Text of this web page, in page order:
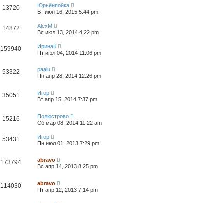
13720
Юрьёнпойка
Вт июн 16, 2015 5:44 pm
14872
AlexM
Вс июл 13, 2014 4:22 pm
159940
ИринаК
Пт июл 04, 2014 11:06 pm
53322
paalu
Пн апр 28, 2014 12:26 pm
35051
Игор
Вт апр 15, 2014 7:37 pm
15216
Полюстрово
Сб мар 08, 2014 11:22 am
53431
Игор
Пн июл 01, 2013 7:29 pm
173794
abravo
Вс апр 14, 2013 8:25 pm
114030
abravo
Пт апр 12, 2013 7:14 pm